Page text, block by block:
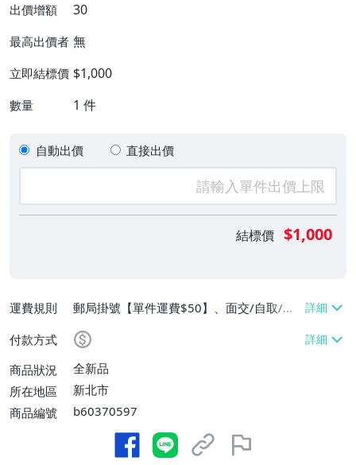
出價增額 30
最高出價者 無
立即結標價 $1,000
數量 1 件
自動出價 直接出價
結標價 $1,000
運費規則
郵局掛號【單件運費$50】、面交/自取/不
寄送【免運費】
付款方式
商品狀況
全新品
所在地區
新北市
商品編號
b60370597